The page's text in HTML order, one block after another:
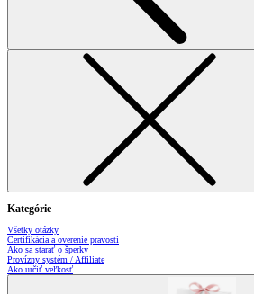
Kategórie
Všetky otázky
Certifikácia a overenie pravosti
Ako sa starať o šperky
Provízny systém / Affiliate
Ako určiť veľkosť